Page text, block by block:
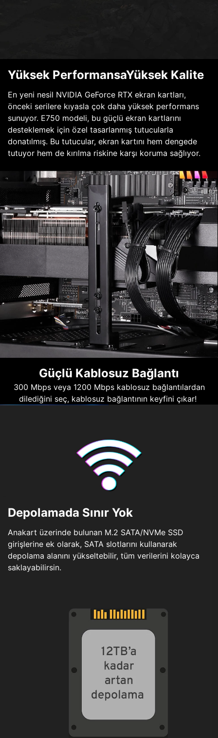
Yüksek PerformansaYüksek Kalite
En yeni nesil NVIDIA GeForce RTX ekran kartları,
önceki serilere kıyasla çok daha yüksek performans
sunuyor. E750 modeli, bu güçlü ekran kartlarını
desteklemek için özel tasarlanmış tutucularla
donatılmış. Bu tutucular, ekran kartını hem dengede
tutuyor hem de kırılma riskine karşı koruma sağlıyor.
Güçlü Kablosuz Bağlantı
300 Mbps veya 1200 Mbps kablosuz bağlantılardan
dilediğini seç, kablosuz bağlantının keyfini çıkar!
Depolamada Sınır Yok
Anakart üzerinde bulunan M.2 SATA/NVMe SSD
girişlerine ek olarak, SATA slotlarını kullanarak
depolama alanını yükseltebilir, tüm verilerini kolayca
saklayabilirsin.